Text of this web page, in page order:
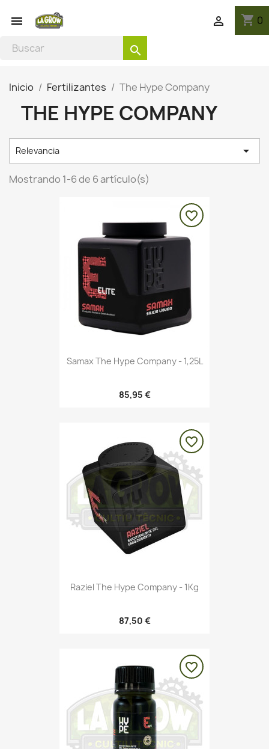
 shopping_cart 0

search
Inicio Fertilizantes The Hype Company
THE HYPE COMPANY
Relevancia 
Mostrando 1-6 de 6 artículo(s)
Samax The Hype Company - 1,25L
85,95 €
favorite_border
Raziel The Hype Company - 1Kg
87,50 €
favorite_border
favorite_border